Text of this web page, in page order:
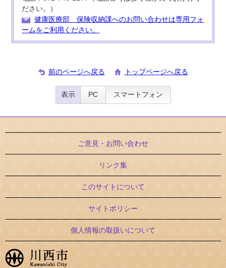
ださい。）
健康医療部 保険収納課へのお問い合わせは専用フォ
ームをご利用ください。
前のページへ戻る トップページへ戻る
表示 PC スマートフォン
ご意見・お問い合わせ
リンク集
このサイトについて
サイトポリシー
個人情報の取扱いについて